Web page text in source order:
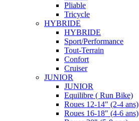
Pliable
Tricycle
HYBRIDE
HYBRIDE
Sport/Performance
Tout-Terrain
Confort
Cruiser
JUNIOR
JUNIOR
Equilibre ( Run Bike)
Roues 12-14" (2-4 ans)
Roues 16-18" (4-6 ans)